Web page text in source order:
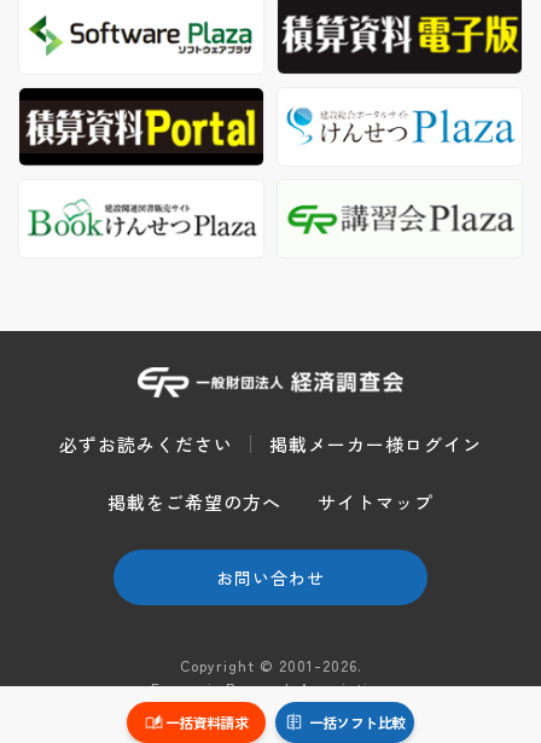
一括資料請求 一括ソフト比較
必ずお読みください 掲載メーカー様ログイン
掲載をご希望の方へ サイトマップ
お問い合わせ
Copyright © 2001-2026.
Economic Research Association.
All Rights Reserved.